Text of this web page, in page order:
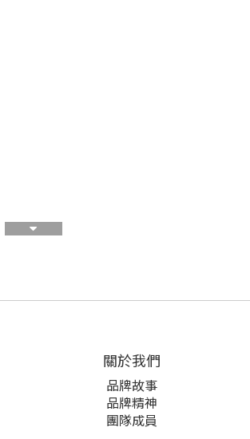
關於我們
品牌故事
品牌精神
團隊成員